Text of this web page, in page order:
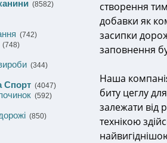
(8582)
(742)
(748)
(344)
Спорт (4047)
(592)
(850)
створення
добавки як
засипки
заповнення
Наша
биту цеглу
залежати від
технікою